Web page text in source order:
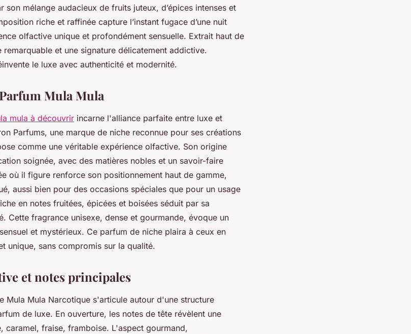
son mélange audacieux de fruits juteux, d’épices intenses et
riche et raffinée capture l’instant fugace d’une nuit
olfactive unique et profondément sensuelle. Extrait haut de
et une signature délicatement addictive.
le luxe avec authenticité et modernité.
Mula Mula
mula à découvrir incarne l'alliance parfaite entre luxe et
Parfums, une marque de niche reconnue pour ses créations
comme une véritable expérience olfactive. Son origine
soignée, avec des matières nobles et un savoir-faire
où il figure renforce son positionnement haut de gamme,
aussi bien pour des occasions spéciales que pour un usage
en notes fruitées, épicées et boisées séduit par sa
Cette fragrance unisexe, dense et gourmande, évoque un
et mystérieux. Ce parfum de niche plaira à ceux en
unique, sans compromis sur la qualité.
et notes principales
Mula Mula Narcotique s'articule autour d'une structure
de luxe. En ouverture, les notes de tête révèlent une
caramel, fraise, framboise. L'aspect gourmand,